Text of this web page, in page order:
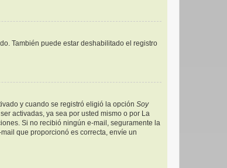
También puede estar deshabilitado el registro
y cuando se registró eligió la opción Soy
activadas, ya sea por usted mismo o por La
Si no recibió ningún e-mail, seguramente la
que proporcionó es correcta, envíe un